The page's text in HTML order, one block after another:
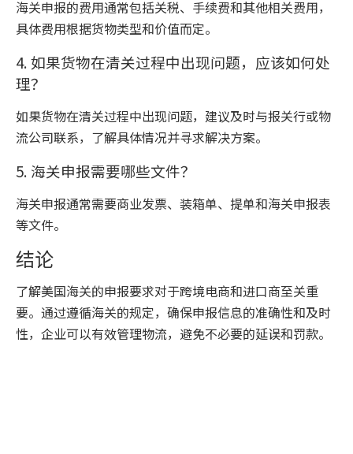
海关申报的费用通常包括关税、手续费和其他相关费用，
具体费用根据货物类型和价值而定。
4. 如果货物在清关过程中出现问题，应该如何处
理？
如果货物在清关过程中出现问题，建议及时与报关行或物
流公司联系，了解具体情况并寻求解决方案。
5. 海关申报需要哪些文件？
海关申报通常需要商业发票、装箱单、提单和海关申报表
等文件。
结论
了解美国海关的申报要求对于跨境电商和进口商至关重
要。通过遵循海关的规定，确保申报信息的准确性和及时
性，企业可以有效管理物流，避免不必要的延误和罚款。